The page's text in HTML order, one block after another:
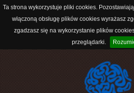
Ta strona wykorzystuje pliki cookies.
włączoną obsługę plików cookies wyrażasz
zgadzasz się na wykorzystanie plików
przeglądarki.